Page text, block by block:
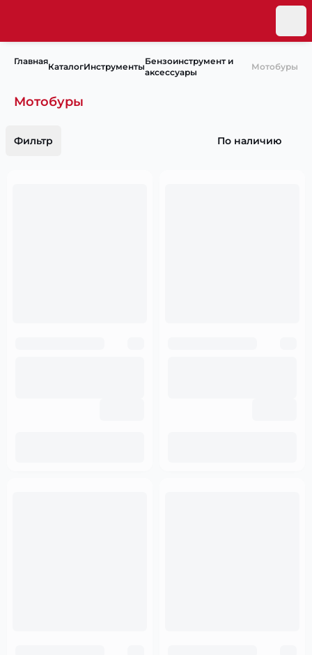
Главная
КаталогИнструменты
Бензоинструмент и
аксессуары
Мотобуры
Мотобуры
Фильтр По наличию